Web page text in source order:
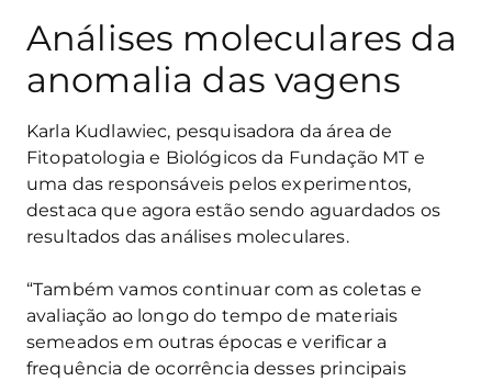
Análises moleculares da
anomalia das vagens
Karla Kudlawiec, pesquisadora da área de
Fitopatologia e Biológicos da Fundação MT e
uma das responsáveis pelos experimentos,
destaca que agora estão sendo aguardados os
resultados das análises moleculares.
“Também vamos continuar com as coletas e
avaliação ao longo do tempo de materiais
semeados em outras épocas e verificar a
frequência de ocorrência desses principais